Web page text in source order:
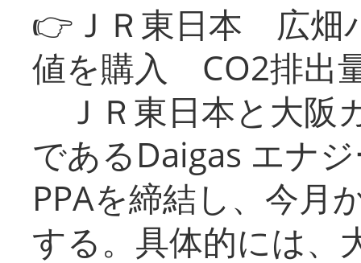
👉ＪＲ東日本 広畑
値を購入 CO2排出
ＪＲ東日本と大阪
であるDaigas エナ
PPAを締結し、今月
する。具体的には、